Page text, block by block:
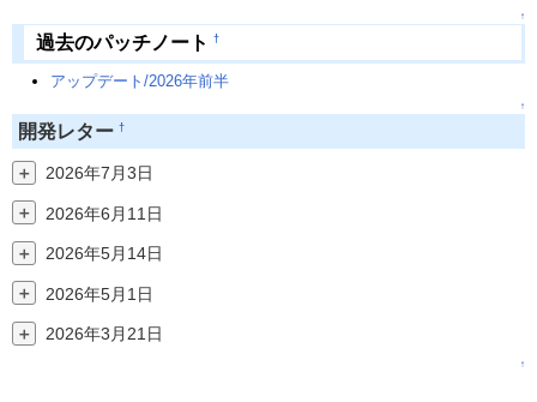
↑
過去のパッチノート †
アップデート/2026年前半
↑
開発レター †
＋ 2026年7月3日
＋ 2026年6月11日
＋ 2026年5月14日
＋ 2026年5月1日
＋ 2026年3月21日
↑